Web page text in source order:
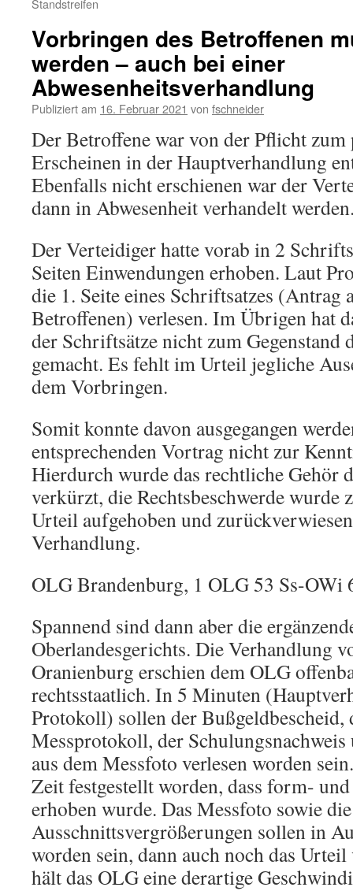
Standstreifen
Vorbringen des Betroffenen
werden – auch bei einer
Abwesenheitsverhandlung
Publiziert am 16. Februar 2021 von fschneider
Der Betroffene war von der Pflicht zum
Erscheinen in der Hauptverhandlung
Ebenfalls nicht erschienen war der
dann in Abwesenheit verhandelt
Der Verteidiger hatte vorab in 2
Seiten Einwendungen erhoben. Laut
die 1. Seite eines Schriftsatzes (Antrag
Betroffenen) verlesen. Im Übrigen hat
der Schriftsätze nicht zum Gegenstand
gemacht. Es fehlt im Urteil jegliche
dem Vorbringen.
Somit konnte davon ausgegangen
entsprechenden Vortrag nicht zur
Hierdurch wurde das rechtliche Gehör
verkürzt, die Rechtsbeschwerde wurde
Urteil aufgehoben und
Verhandlung.
OLG Brandenburg, 1 OLG 53 Ss-OWi
Spannend sind dann aber die
Oberlandesgerichts. Die Verhandlung
Oranienburg erschien dem OLG
rechtsstaatlich. In 5 Minuten
Protokoll) sollen der Bußgeldbescheid,
Messprotokoll, der
aus dem Messfoto verlesen worden
Zeit festgestellt worden, dass form-
erhoben wurde. Das Messfoto sowie
Ausschnittsvergrößerungen sollen in
worden sein, dann auch noch das
hält das OLG eine derartige